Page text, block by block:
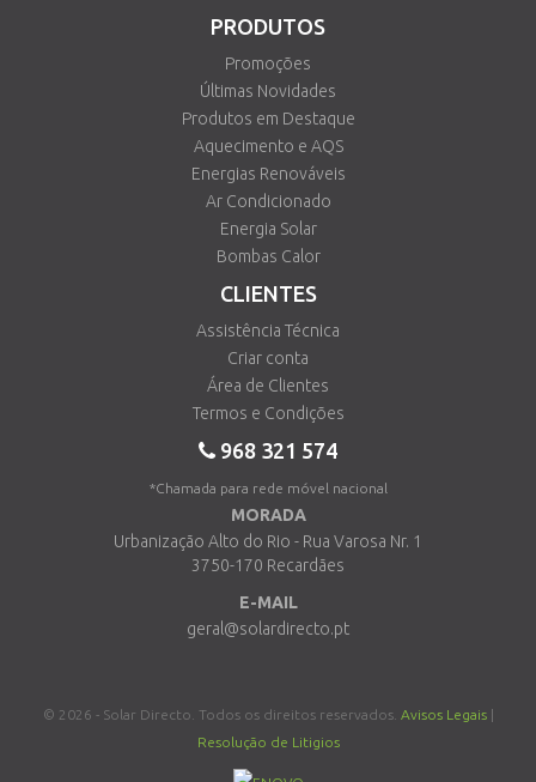
PRODUTOS
Promoções
Últimas Novidades
Produtos em Destaque
Aquecimento e AQS
Energias Renováveis
Ar Condicionado
Energia Solar
Bombas Calor
CLIENTES
Assistência Técnica
Criar conta
Área de Clientes
Termos e Condições
968 321 574
*Chamada para rede móvel nacional
MORADA
Urbanização Alto do Rio - Rua Varosa Nr. 1
3750-170 Recardães
E-MAIL
geral@solardirecto.pt
© 2026 - Solar Directo. Todos os direitos reservados. Avisos Legais|
Resolução de Litigios